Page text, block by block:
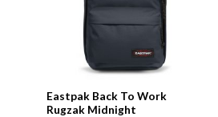
Eastpak Back To Work
Rugzak Midnight